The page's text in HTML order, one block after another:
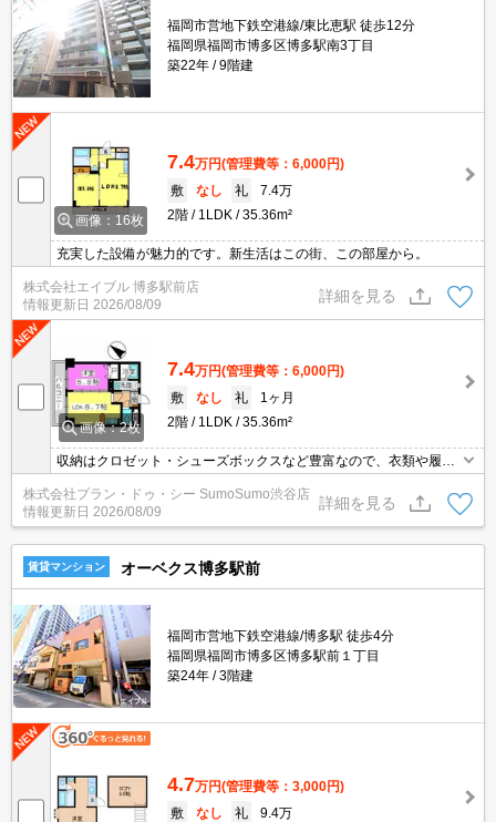
福岡市営地下鉄空港線/東比恵駅 徒歩12分
福岡県福岡市博多区博多駅南3丁目
築22年
9階建
画像：16枚
7.4万円(管理費等：6,000円)
敷
なし 礼
7.4万
2階
1LDK 35.36m²
充実した設備が魅力的です。新生活はこの街、この部屋から。
株式会社エイブル 博多駅前店
情報更新日 2026/08/09
詳細を見る
画像：2枚
7.4万円(管理費等：6,000円)
敷
なし 礼
1ヶ月
2階
1LDK 35.36m²
収納はクロゼット・シューズボックスなど豊富なので、衣類や履き
とめて収納できる独立洗面台があります。セキュリティ面は、オー
トロック・TVインターホンなど充実しているので、防犯対策もばっ
ちりです。CS対応のマンションは、インドア派のお客様に高ニーズ
株式会社プラン・ドゥ・シー SumoSumo渋谷店
情報更新日 2026/08/09
詳細を見る
賃貸マンション オーベクス博多駅前
福岡市営地下鉄空港線/博多駅 徒歩4分
福岡県福岡市博多区博多駅前１丁目
築24年
3階建
4.7万円(管理費等：3,000円)
敷
なし 礼
9.4万